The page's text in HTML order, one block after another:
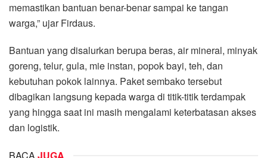
memastikan bantuan benar-benar sampai ke tangan
warga,” ujar Firdaus.
Bantuan yang disalurkan berupa beras, air mineral, minyak
goreng, telur, gula, mie instan, popok bayi, teh, dan
kebutuhan pokok lainnya. Paket sembako tersebut
dibagikan langsung kepada warga di titik-titik terdampak
yang hingga saat ini masih mengalami keterbatasan akses
dan logistik.